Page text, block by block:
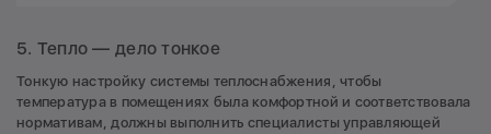
5. Тепло — дело тонкое
Тонкую настройку системы теплоснабжения, чтобы
температура в помещениях была комфортной и соответствовала
нормативам, должны выполнить специалисты управляющей